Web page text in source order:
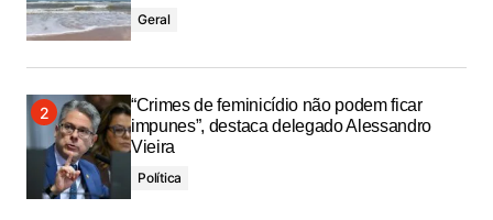
Geral
“Crimes de feminicídio não podem ficar
impunes”, destaca delegado Alessandro
Vieira
Política